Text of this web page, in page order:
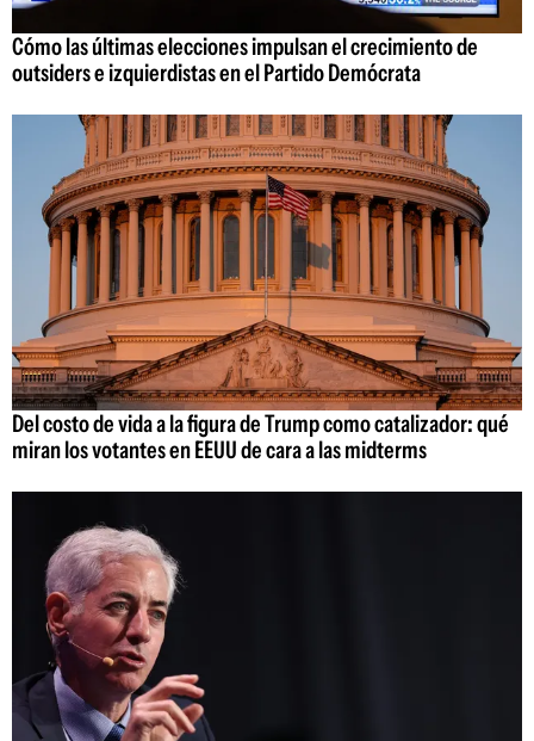
Cómo las últimas elecciones impulsan el crecimiento de
outsiders e izquierdistas en el Partido Demócrata
Del costo de vida a la figura de Trump como catalizador: qué
miran los votantes en EEUU de cara a las midterms